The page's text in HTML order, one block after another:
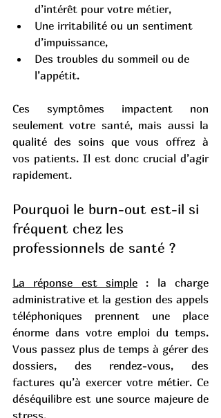
d’intérêt pour votre métier,
Une irritabilité ou un sentiment
d’impuissance,
Des troubles du sommeil ou de
l’appétit.
Ces symptômes impactent non
seulement votre santé, mais aussi la
qualité des soins que vous offrez à
vos patients. Il est donc crucial d’agir
rapidement.
Pourquoi le burn-out est-il si
fréquent chez les
professionnels de santé ?
La réponse est simple : la charge
administrative et la gestion des appels
téléphoniques prennent une place
énorme dans votre emploi du temps.
Vous passez plus de temps à gérer des
dossiers, des rendez-vous, des
factures qu’à exercer votre métier. Ce
déséquilibre est une source majeure de
stress.